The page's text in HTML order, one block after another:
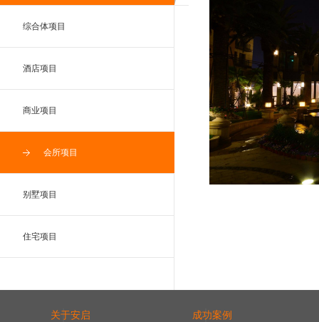
综合体项目
酒店项目
商业项目
会所项目
别墅项目
住宅项目
关于安启 成功案例